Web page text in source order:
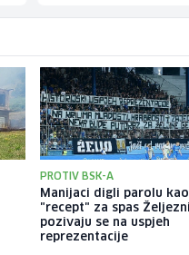
PROTIV BSK-A
Manijaci digli parolu kao
"recept" za spas
pozivaju se na uspjeh
reprezentacije